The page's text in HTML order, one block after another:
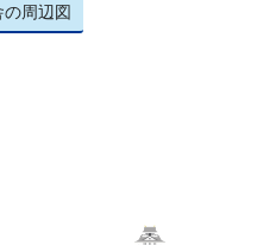
の周辺図